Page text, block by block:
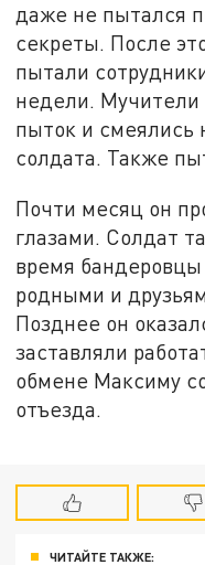
даже не пытался
секреты. После
пытали
недели. Мучители
пыток и смеялись
солдата. Также
Почти месяц он
глазами. Солдат
время
родными и
Позднее он
заставляли
обмене Максиму
отъезда.
ЧИТАЙТЕ ТАКЖЕ: